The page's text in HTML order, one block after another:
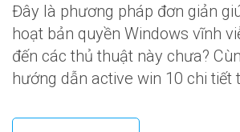
Đây là phương pháp đơn giản
hoạt bản quyền Windows vĩnh
đến các thủ thuật này chưa?
hướng dẫn active win 10 chi tiết